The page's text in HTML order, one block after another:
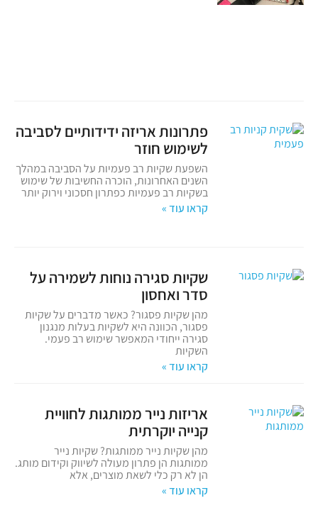
פתרונות אריזה ידידותיים לסביבה
לשימוש חוזר
השפעת שקיות רב פעמיות על הסביבה במהלך
השנים האחרונות, הוכרה החשיבות של שימוש
בשקיות רב פעמיות כפתרון חסכוני וירוק יותר
קראו עוד »
שקיות סגירה נוחות לשמירה על
סדר ואחסון
מהן שקיות פסגור? כאשר מדברים על שקיות
פסגור, הכוונה היא לשקיות בעלות מנגנון
סגירה ייחודי המאפשר שימוש רב פעמי.
השקיות
קראו עוד »
אריזות נייר ממותגות לחוויית
קנייה יוקרתית
מהן שקיות נייר ממותגות? שקיות נייר
ממותגות הן פתרון מעולה לשיווק וקידום מותג.
הן לא רק כלי לשאת מוצרים, אלא
קראו עוד »